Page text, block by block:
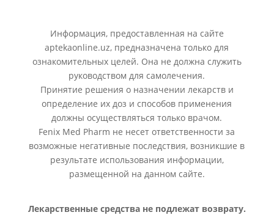
Информация, предоставленная на сайте
aptekaonline.uz, предназначена только для
ознакомительных целей. Она не должна служить
руководством для самолечения.
Принятие решения о назначении лекарств и
определение их доз и способов применения
должны осуществляться только врачом.
Fenix Med Pharm не несет ответственности за
возможные негативные последствия, возникшие в
результате использования информации,
размещенной на данном сайте.
Лекарственные средства не подлежат возврату.